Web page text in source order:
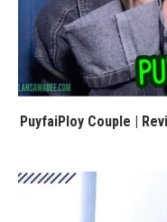
PuyfaiPloy Couple |